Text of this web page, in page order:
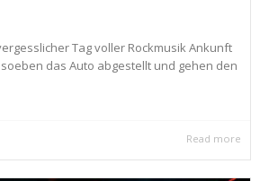
Tag voller Rockmusik Ankunft
das Auto abgestellt und gehen den
Read more